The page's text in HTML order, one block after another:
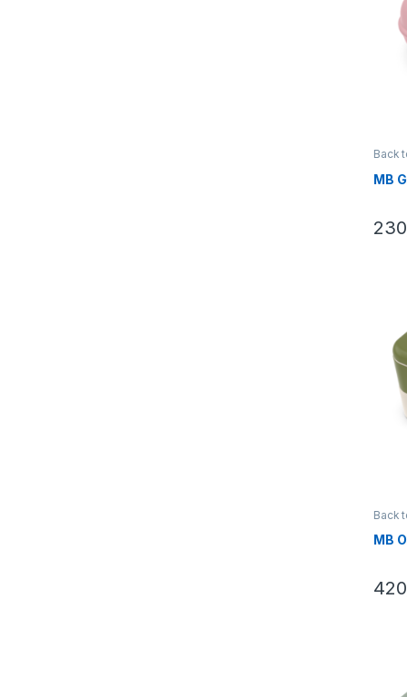
Back
MB
Back
MB